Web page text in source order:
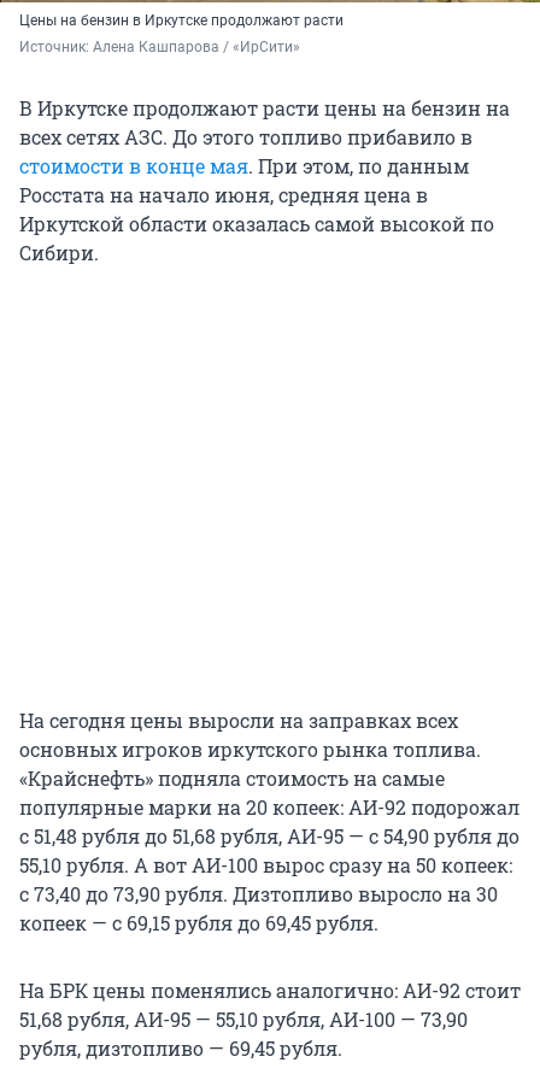
Цены на бензин в Иркутске продолжают расти
Источник: Алена Кашпарова / «ИрСити»
В Иркутске продолжают расти цены на бензин на
всех сетях АЗС. До этого топливо прибавило в
стоимости в конце мая. При этом, по данным
Росстата на начало июня, средняя цена в
Иркутской области оказалась самой высокой по
Сибири.
На сегодня цены выросли на заправках всех
основных игроков иркутского рынка топлива.
«Крайснефть» подняла стоимость на самые
популярные марки на 20 копеек: АИ-92 подорожал
с 51,48 рубля до 51,68 рубля, АИ-95 — с 54,90 рубля до
55,10 рубля. А вот АИ-100 вырос сразу на 50 копеек:
с 73,40 до 73,90 рубля. Дизтопливо выросло на 30
копеек — с 69,15 рубля до 69,45 рубля.
На БРК цены поменялись аналогично: АИ-92 стоит
51,68 рубля, АИ-95 — 55,10 рубля, АИ-100 — 73,90
рубля, дизтопливо — 69,45 рубля.